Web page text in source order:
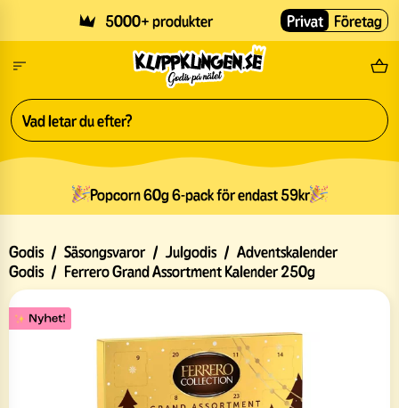
5000+ produkter Fri
Privat Företag
Popcorn 60g 6-pack för endast 59kr
Godis / Säsongsvaror / Julgodis / Adventskalender
Godis / Ferrero Grand Assortment Kalender 250g